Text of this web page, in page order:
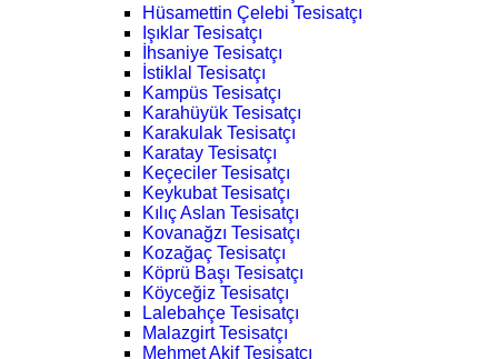
Hüsamettin Çelebi Tesisatçı
Işıklar Tesisatçı
İhsaniye Tesisatçı
İstiklal Tesisatçı
Kampüs Tesisatçı
Karahüyük Tesisatçı
Karakulak Tesisatçı
Karatay Tesisatçı
Keçeciler Tesisatçı
Keykubat Tesisatçı
Kılıç Aslan Tesisatçı
Kovanağzı Tesisatçı
Kozağaç Tesisatçı
Köprü Başı Tesisatçı
Köyceğiz Tesisatçı
Lalebahçe Tesisatçı
Malazgirt Tesisatçı
Mehmet Akif Tesisatçı